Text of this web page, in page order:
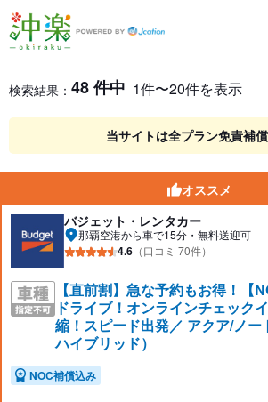
那覇空港のコンパクト（5名乗り）レンタ
レンタカー検索結果
検索結果： 48 件中 1件〜20件を表示
当サイトは全プラン免責補
オススメ
バジェット・レンタカー
那覇空港から車で15分・無料送迎可
4.6 （口コミ 70件）
【直前割】急な予約もお得！【
ドライブ！オンラインチェック
縮！スピード出発／ アクア/ノー
ハイブリッド）
NOC補償込み